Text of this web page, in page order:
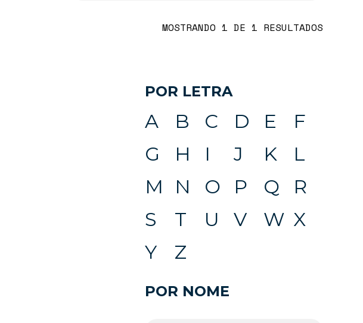
MOSTRANDO 1 DE 1 RESULTADOS
POR LETRA
A B C D E
F
G
H I J K
L
M
N O P Q
R
S
T U V W X
Y
Z
POR NOME